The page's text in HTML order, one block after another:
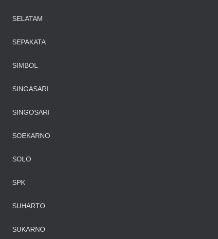
SELATAM
SEPAKATA
SIMBOL
SINGASARI
SINGOSARI
SOEKARNO
SOLO
SPK
SUHARTO
SUKARNO